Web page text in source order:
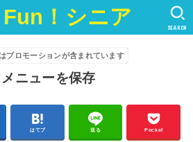
！シニア SEARCH
プロモーションが含まれています
ニューを保存
はてブ 送る Pocket